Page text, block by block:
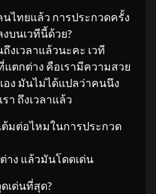
ไทยแล้ว การประกวดครั้ง
บนเวทีนี้ด้วย?
งเวลาแล้วนะคะ เวที
ตกต่าง คือเรามีความสวย
อง มันไม่ได้แปลว่าคนนึง
า ถึงเวลาแล้ว
ต้มต่อไหมในการประกวด
าง แล้วมันโดดเด่น
เด่นที่สุด?